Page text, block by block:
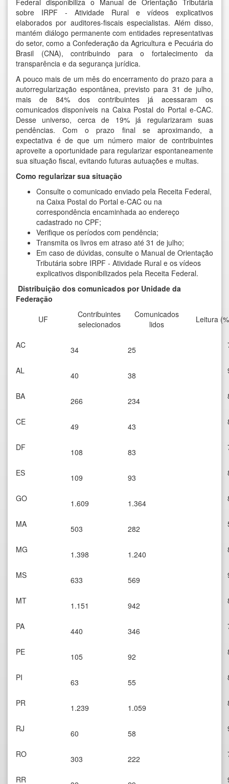
Federal disponibiliza o Manual de Orientação Tributária
sobre IRPF - Atividade Rural e vídeos explicativos
elaborados por auditores-fiscais especialistas. Além disso,
mantém diálogo permanente com entidades representativas
do setor, como a Confederação da Agricultura e Pecuária do
Brasil (CNA), contribuindo para o fortalecimento da
transparência e da segurança jurídica.
A pouco mais de um mês do encerramento do prazo para a
autorregularização espontânea, previsto para 31 de julho,
mais de 84% dos contribuintes já acessaram os
comunicados disponíveis na Caixa Postal do Portal e-CAC.
Desse universo, cerca de 19% já regularizaram suas
pendências. Com o prazo final se aproximando, a
expectativa é de que um número maior de contribuintes
aproveite a oportunidade para regularizar espontaneamente
sua situação fiscal, evitando futuras autuações e multas.
Como regularizar sua situação
Consulte o comunicado enviado pela Receita Federal,
na Caixa Postal do Portal e-CAC ou na
correspondência encaminhada ao endereço
cadastrado no CPF;
Verifique os períodos com pendência;
Transmita os livros em atraso até 31 de julho;
Em caso de dúvidas, consulte o Manual de Orientação
Tributária sobre IRPF - Atividade Rural e os vídeos
explicativos disponibilizados pela Receita Federal.
Distribuição dos comunicados por Unidade da
Federação
UF
Contribuintes
selecionados
Comunicados
lidos
Leitura
AC 34 25
AL 40 38
BA 266 234
CE 49 43
DF 108 83
ES 109 93
GO 1.609 1.364
MA 503 282
MG 1.398 1.240
MS 633 569
MT 1.151 942
PA 440 346
PE 105 92
PI 63 55
PR 1.239 1.059
RJ 60 58
RO 303 222
RR